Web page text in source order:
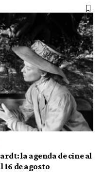
la agenda de cine al
16 de agosto